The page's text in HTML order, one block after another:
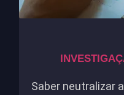
Saber neutralizar